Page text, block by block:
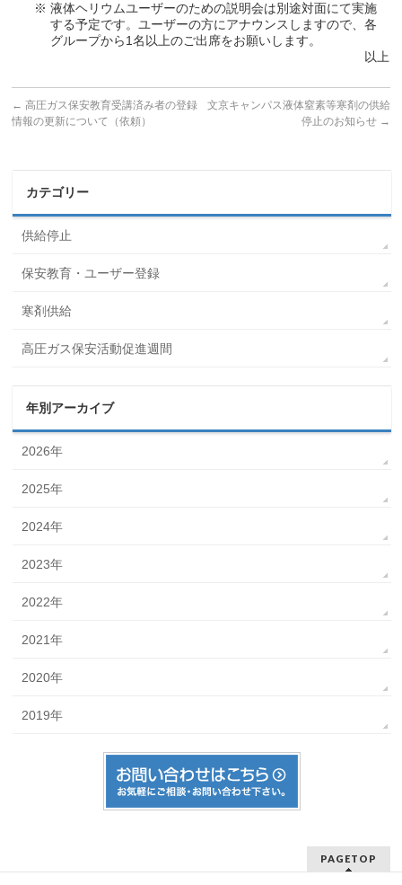
※ 液体ヘリウムユーザーのための説明会は別途対面にて実施
する予定です。ユーザーの方にアナウンスしますので、各
グループから1名以上のご出席をお願いします。
以上
← 高圧ガス保安教育受講済み者の登録
情報の更新について（依頼）
文京キャンパス液体窒素等寒剤の供給
停止のお知らせ →
カテゴリー
供給停止
保安教育・ユーザー登録
寒剤供給
高圧ガス保安活動促進週間
年別アーカイブ
2026年
2025年
2024年
2023年
2022年
2021年
2020年
2019年
PAGETOP